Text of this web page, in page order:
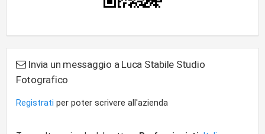
Invia un messaggio a Luca Stabile Studio
Fotografico
Registrati per poter scrivere all'azienda